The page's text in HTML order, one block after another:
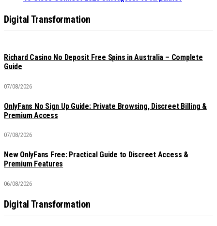
Digital Transformation
Richard Casino No Deposit Free Spins in Australia – Complete
Guide
07/08/2026
OnlyFans No Sign Up Guide: Private Browsing, Discreet Billing &
Premium Access
07/08/2026
New OnlyFans Free: Practical Guide to Discreet Access &
Premium Features
06/08/2026
Digital Transformation